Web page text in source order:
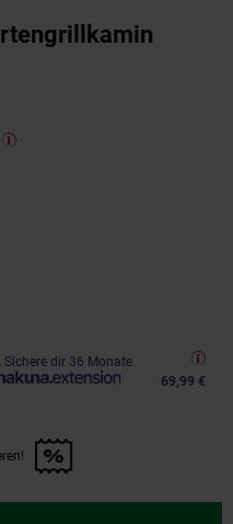
Sichere dir 36 Monate
69,99 €
aktivieren!" anwenden